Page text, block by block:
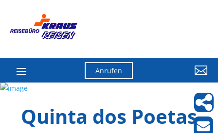
Anrufen 
Quinta dos Poetas